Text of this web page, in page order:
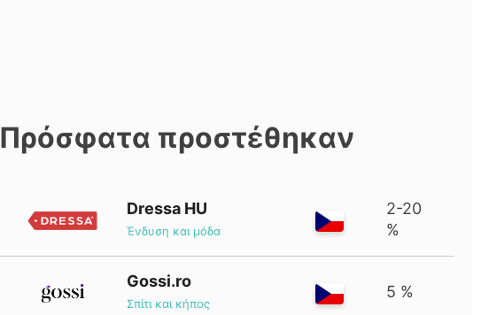
Πρόσφατα προστέθηκαν
Dressa HU
Ένδυση και μόδα
2-20
%
Gossi.ro
Σπίτι και κήπος
5 %